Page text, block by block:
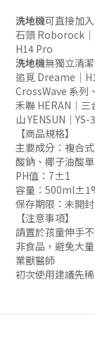
洗地機可直接加
石頭 Roborock｜
H14 Pro
洗地機無獨立清
追覓 Dreame｜
CrossWave 系列
禾聯 HERAN｜
山 YENSUN｜
【商品規格】
主要成分：複合
酸鈉、椰子油酸
PH值：7±1
容量：
保存期限：未開
【注意事項】
請置於孩童伸手
非食品，避免大
業獸醫師
初次使用建議先